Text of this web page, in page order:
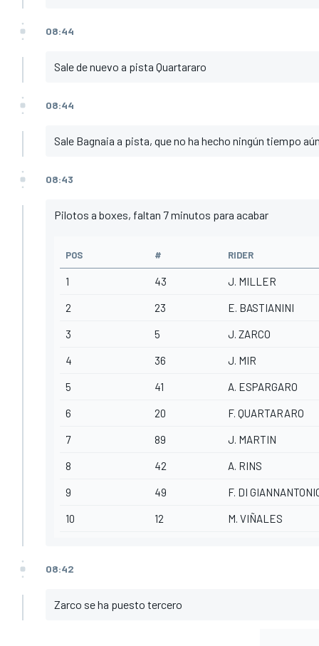
08:44
Sale de nuevo a pista Quartararo
08:44
Sale Bagnaia a pista, que no ha hecho ningún tiempo
08:43
Pilotos a boxes, faltan 7 minutos para acabar
POS # RIDER
1 43 J. MILLER
2 23 E. BASTIANINI
3 5 J. ZARCO
4 36 J. MIR
5 41 A. ESPARGARO
6 20 F. QUARTARARO
7 89 J. MARTIN
8 42 A. RINS
9 49 F. DI
10 12 M. VIÑALES
08:42
Zarco se ha puesto tercero